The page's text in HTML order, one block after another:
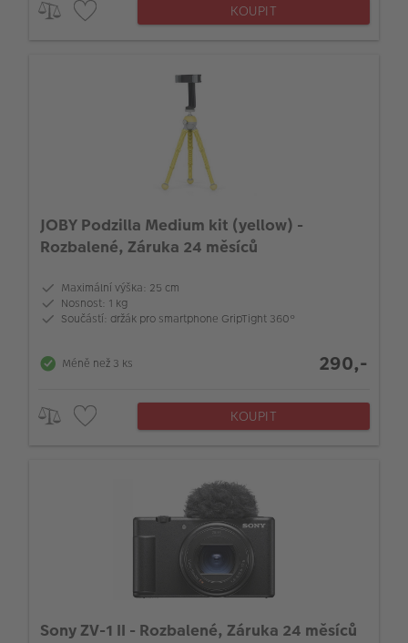
KOUPIT
JOBY Podzilla Medium kit (yellow) -
Rozbalené, Záruka 24 měsíců
Maximální výška: 25 cm
Nosnost: 1 kg
Součástí: držák pro smartphone GripTight 360°
Méně než 3 ks 290,-
KOUPIT
Sony ZV-1 II - Rozbalené, Záruka 24 měsíců